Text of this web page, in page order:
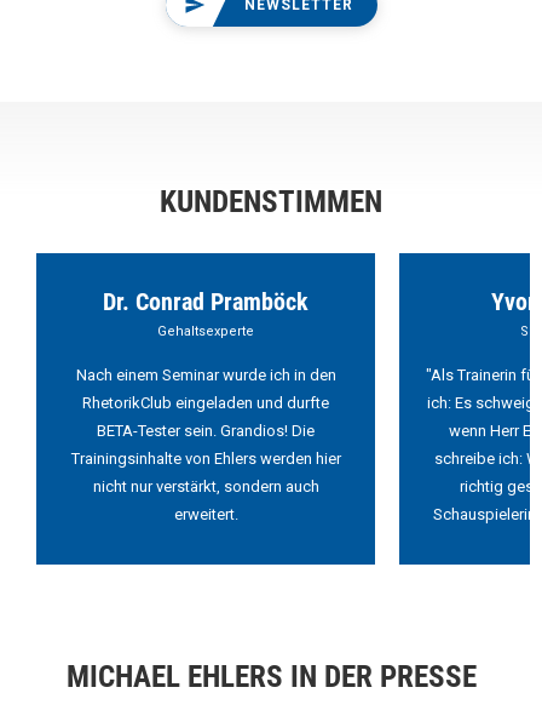
NEWSLETTER
KUNDENSTIMMEN
Dr. Conrad Pramböck
Gehaltsexperte
Nach einem Seminar wurde ich in den
RhetorikClub eingeladen und durfte
BETA-Tester sein. Grandios! Die
Trainingsinhalte von Ehlers werden hier
nicht nur verstärkt, sondern auch
erweitert.
"Als Trainerin
ich: Es
wenn Herr
schreibe ich:
richtig
Schauspielerin
MICHAEL EHLERS IN DER PRESSE